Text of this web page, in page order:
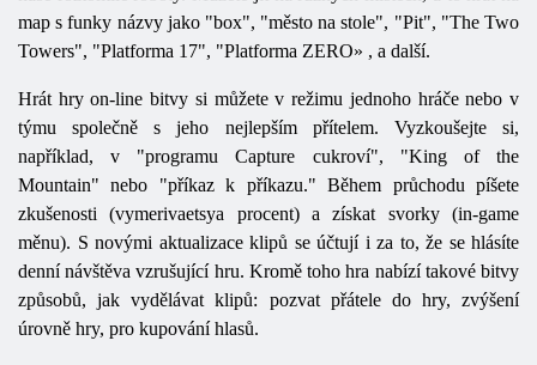
map s funky názvy jako "box", "město na stole", "Pit", "The Two
Towers", "Platforma 17", "Platforma ZERO» , a další.
Hrát hry on-line bitvy si můžete v režimu jednoho hráče nebo v
týmu společně s jeho nejlepším přítelem. Vyzkoušejte si,
například, v "programu Capture cukroví", "King of the
Mountain" nebo "příkaz k příkazu." Během průchodu píšete
zkušenosti (vymerivaetsya procent) a získat svorky (in-game
měnu). S novými aktualizace klipů se účtují i ​​za to, že se hlásíte
denní návštěva vzrušující hru. Kromě toho hra nabízí takové bitvy
způsobů, jak vydělávat klipů: pozvat přátele do hry, zvýšení
úrovně hry, pro kupování hlasů.